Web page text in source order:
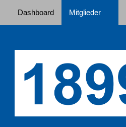
Dashboard Mitglieder